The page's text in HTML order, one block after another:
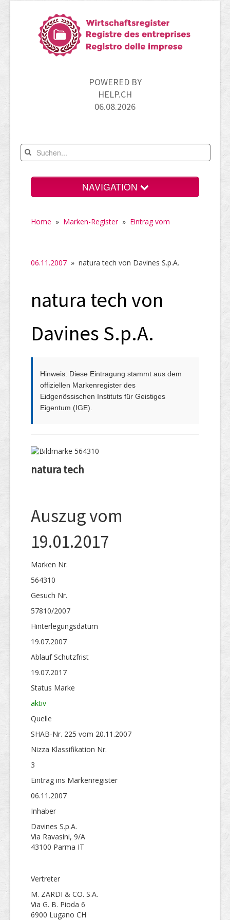
POWERED BY
HELP.CH
06.08.2026
NAVIGATION
UID-Register
Links
Home » Marken-Register» Eintrag vom
06.11.2007 » natura tech von Davines S.p.A.
natura tech von
Davines S.p.A.
Hinweis: Diese Eintragung stammt aus dem
offiziellen Markenregister des
Eidgenössischen Instituts für Geistiges
Eigentum (IGE).
natura tech
Auszug vom
19.01.2017
Marken Nr.
564310
Gesuch Nr.
57810/2007
Hinterlegungs­datum
19.07.2007
Ablauf Schutzfrist
19.07.2017
Status Marke
aktiv
Quelle
SHAB-Nr. 225 vom 20.11.2007
Nizza Klassifikation Nr.
3
Eintrag ins Markenregister
06.11.2007
Inhaber
Davines S.p.A.
Via Ravasini, 9/A
43100 Parma IT
Vertreter
M. ZARDI & CO. S.A.
Via G. B. Pioda 6
6900 Lugano CH